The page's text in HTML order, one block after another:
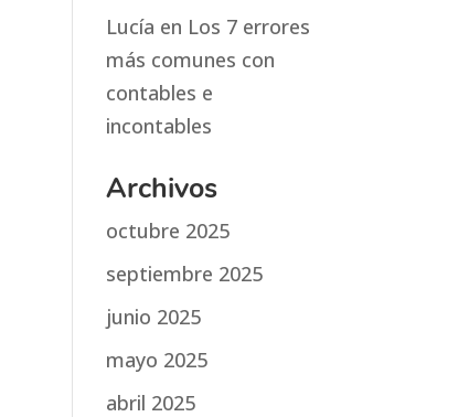
Lucía en Los 7 errores
más comunes con
contables e
incontables
Archivos
octubre 2025
septiembre 2025
junio 2025
mayo 2025
abril 2025